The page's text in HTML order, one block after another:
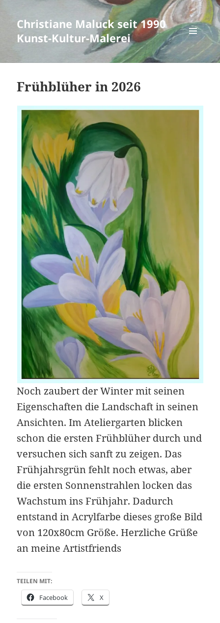
Christiane Maluck seit 1990
Kunst-Kultur-Malerei
MENÜ
UND
WIDGETS
Frühblüher in 2026
Noch zaubert der Winter mit seinen
Eigenschaften die Landschaft in seinen
Ansichten. Im Ateliergarten blicken
schon die ersten Frühblüher durch und
versuchen sich sanft zu zeigen. Das
Frühjahrsgrün fehlt noch etwas, aber
die ersten Sonnenstrahlen locken das
Wachstum ins Frühjahr. Dadurch
entstand in Acrylfarbe dieses große Bild
von 120x80cm Größe. Herzliche Grüße
an meine Artistfriends
TEILEN MIT:
Facebook X